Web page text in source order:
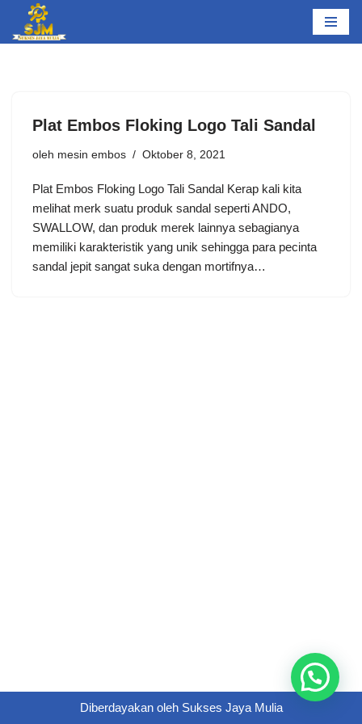
Lompat
Plat Embos Floking Logo Tali Sandal
oleh mesin embos Oktober 8, 2021
Plat Embos Floking Logo Tali Sandal Kerap kali kita
melihat merk suatu produk sandal seperti ANDO,
SWALLOW, dan produk merek lainnya sebagianya
memiliki karakteristik yang unik sehingga para pecinta
sandal jepit sangat suka dengan mortifnya…
Diberdayakan oleh Sukses Jaya Mulia